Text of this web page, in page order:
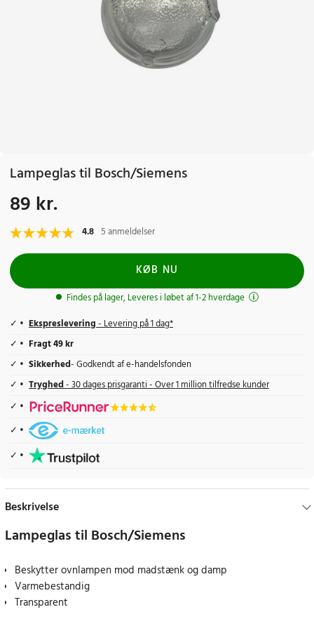
Lampeglas til Bosch/Siemens
Pris: 89 kr.
89 kr.
4.8 5 anmeldelser
KØB NU
Findes på lager, Leveres i løbet af 1-2 hverdage
Ekspreslevering- Levering på 1 dag*
Fragt 49 kr
Sikkerhed- Godkendt af e-handelsfonden
Tryghed- 30 dages prisgaranti - Over 1 million tilfredse kunder
Beskrivelse
Lampeglas til Bosch/Siemens
Beskytter ovnlampen mod madstænk og damp
Varmebestandig
Transparent